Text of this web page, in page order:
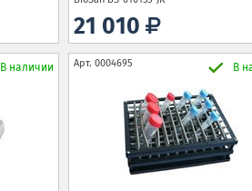
21 010
В наличии Арт. 0004695 В